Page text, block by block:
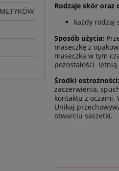
Rodzaje skór
każdy rodzaj
Sposób użycia:
maseczkę z
maseczka w tym
pozostałości letnią
Środki ostrożności:
zaczerwienia,
kontaktu z oczami.
Unikaj
otwarciu saszetki.